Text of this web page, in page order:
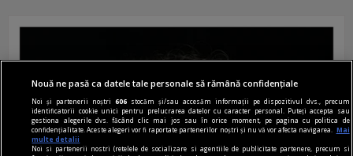
Nouă ne pasă ca datele tale personale să rămână confidențiale
Noi și partenerii noștri606 stocăm și/sau accesăm informații pe dispozitivul dvs., precum
identificatorii cookie unici pentru prelucrarea datelor cu caracter personal. Puteți accepta sau
gestiona alegerile dvs. făcând clic mai jos sau în orice moment, pe pagina cu politica de
confidențialitate. Aceste alegeri vor fi raportate partenerilor noștri și nu vă vor afecta navigarea.
Mai
multe detalii
Noi si partenerii nostri (retelele de socializare si agentiile de publicitate partenere, precum si